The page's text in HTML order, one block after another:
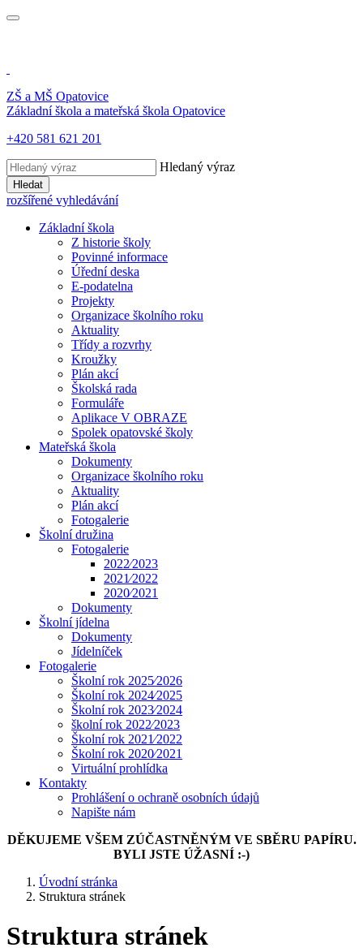
ZŠ a MŠ Opatovice
Základní škola a mateřská škola Opatovice
+420 581 621 201
Hledaný výraz
Hledat
rozšířené vyhledávání
Základní škola
Z historie školy
Povinné informace
Úřední deska
E-podatelna
Projekty
Organizace školního roku
Aktuality
Třídy a rozvrhy
Kroužky
Plán akcí
Školská rada
Formuláře
Aplikace V OBRAZE
Spolek opatovské školy
Mateřská škola
Dokumenty
Organizace školního roku
Aktuality
Plán akcí
Fotogalerie
Školní družina
Fotogalerie
2022⁄2023
2021⁄2022
2020⁄2021
Dokumenty
Školní jídelna
Dokumenty
Jídelníček
Fotogalerie
Školní rok 2025⁄2026
Školní rok 2024⁄2025
Školní rok 2023⁄2024
školní rok 2022⁄2023
Školní rok 2021⁄2022
Školní rok 2020⁄2021
Virtuální prohlídka
Kontakty
Prohlášení o ochraně osobních údajů
Napište nám
DĚKUJEME VŠEM ZÚČASTNĚNÝM VE SBĚRU PAPÍRU.
BYLI JSTE ÚŽASNÍ :-)
Úvodní stránka
Struktura stránek
Struktura stránek